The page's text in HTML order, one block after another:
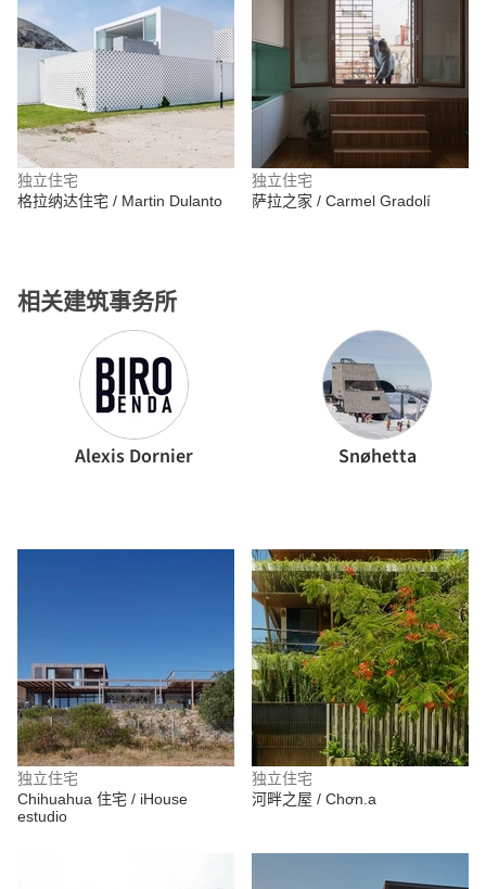
独立住宅
格拉纳达住宅 / Martin Dulanto
相关建筑事务所
Alexis Dornier Snøhetta
独立住宅
萨拉之家 / Carmel Gradolí
独立住宅
Chihuahua 住宅 / iHouse
estudio
独立住宅
河畔之屋 / Chơn.a